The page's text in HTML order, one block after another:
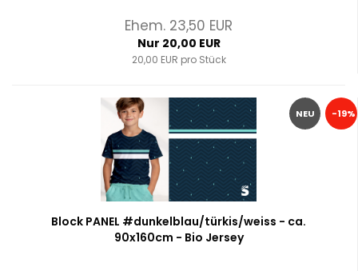
Ehem. 23,50 EUR
Nur 20,00 EUR
20,00 EUR pro Stück
NEU -19%
Block PANEL #dunkelblau/türkis/weiss - ca.
90x160cm - Bio Jersey